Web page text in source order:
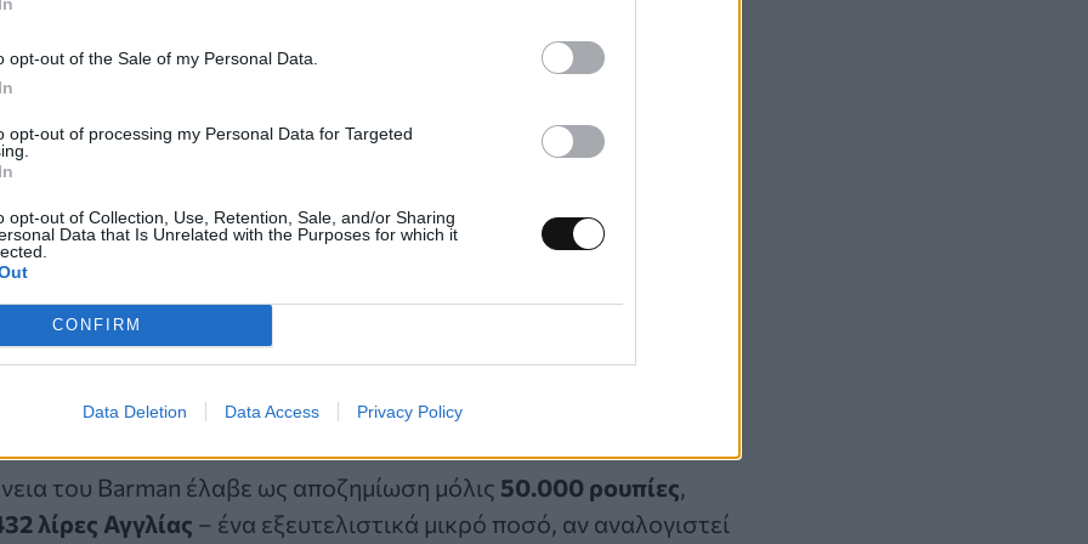
opt-out of the Sale of my Personal Data.
opt-out of processing my Personal Data for Targeted
opt-out of Collection, Use, Retention, Sale, and/or Sharing
Data that Is Unrelated with the Purposes for which it
CONFIRM
Data Deletion Data Access Privacy Policy
και πέθανε από ασφυξία.
αποκαλύφθηκε το επόμενο πρωί, όταν η σύζυγος του Barman,
του, ξεκίνησε με τη βοήθεια γειτόνων έρευνες. Το σώμα
όταν κάποιος παρατήρησε το χέρι του να προεξέχει από την
αποζημίωση-ντροπή
στη σύλληψη αρκετών εργατών, μεταξύ των οποίων και ο
καθώς και για ανθρωποκτονία εξ αμελείας.
του Barman έλαβε ως αποζημίωση μόλις 50.000 ρουπίες,
λίρες Αγγλίας – ένα εξευτελιστικά μικρό ποσό, αν αναλογιστεί